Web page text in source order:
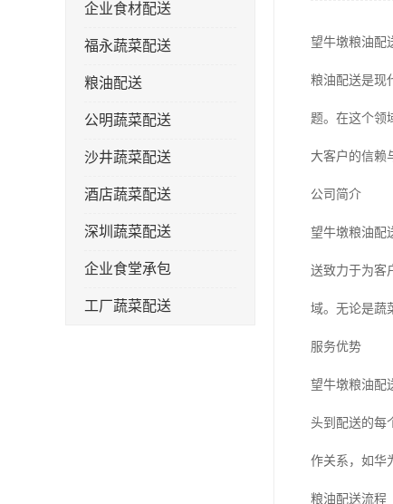
企业食材配送
福永蔬菜配送
粮油配送
公明蔬菜配送
沙井蔬菜配送
酒店蔬菜配送
深圳蔬菜配送
企业食堂承包
工厂蔬菜配送
望牛墩粮油配
粮油配送是现
题。在这个领
大客户的信赖
公司简介
望牛墩粮油配
送致力于为客
域。无论是蔬
服务优势
望牛墩粮油配
头到配送的每
作关系，如华
粮油配送流程